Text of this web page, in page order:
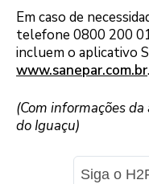
Em caso de
telefone 0800 200
incluem o aplicativo
www.sanepar.com.br.
(Com informações
do Iguaçu)
Siga o